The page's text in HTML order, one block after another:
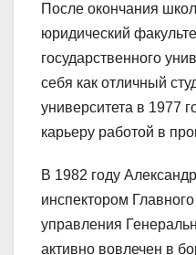
После окончания
юридический
государственного
себя как отличный
университета в 1977
карьеру работой в
В 1982 году
инспектором
управления
активно вовлечен в